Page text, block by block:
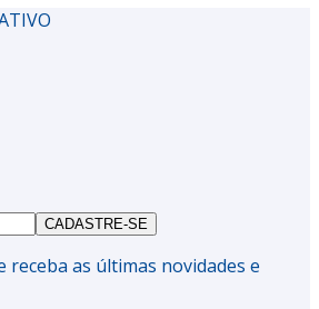
CADASTRE-SE
receba as últimas novidades e